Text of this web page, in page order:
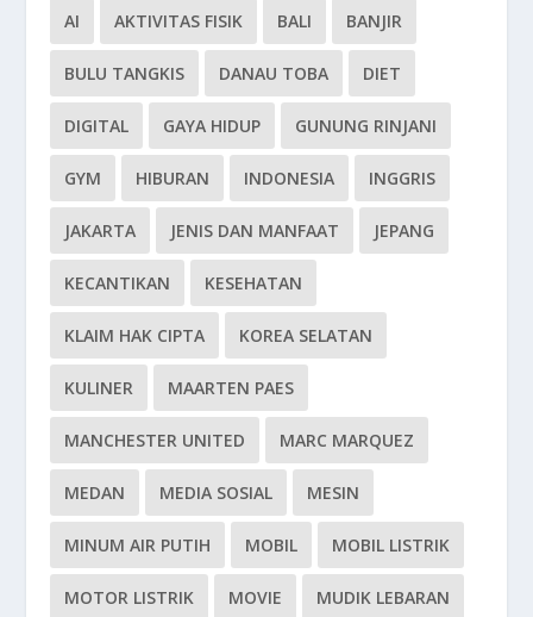
AI AKTIVITAS FISIK BALI BANJIR
BULU TANGKIS DANAU TOBA DIET
DIGITAL GAYA HIDUP GUNUNG RINJANI
GYM HIBURAN INDONESIA INGGRIS
JAKARTA JENIS DAN MANFAAT JEPANG
KECANTIKAN KESEHATAN
KLAIM HAK CIPTA KOREA SELATAN
KULINER MAARTEN PAES
MANCHESTER UNITED MARC MARQUEZ
MEDAN MEDIA SOSIAL MESIN
MINUM AIR PUTIH MOBIL MOBIL LISTRIK
MOTOR LISTRIK MOVIE MUDIK LEBARAN